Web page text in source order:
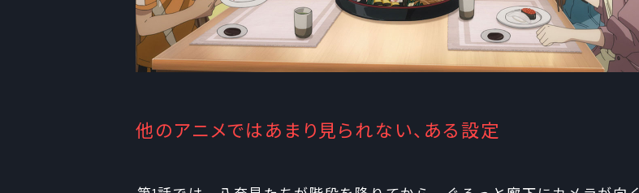
他のアニメではあまり見られない、ある設定